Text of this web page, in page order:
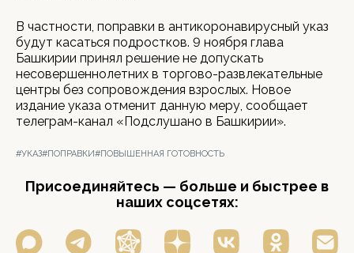
В частности, поправки в антикоронавирусный указ
будут касаться подростков. 9 ноября глава
Башкирии принял решение не допускать
несовершеннолетних в торгово-развлекательные
центры без сопровождения взрослых. Новое
издание указа отменит данную меру, сообщает
телеграм-канал «Подслушано в Башкирии».
#УКАЗ#ПОПРАВКИ#ПОВЫШЕННАЯ ГОТОВНОСТЬ
Присоединяйтесь — больше и быстрее в
наших соцсетях: